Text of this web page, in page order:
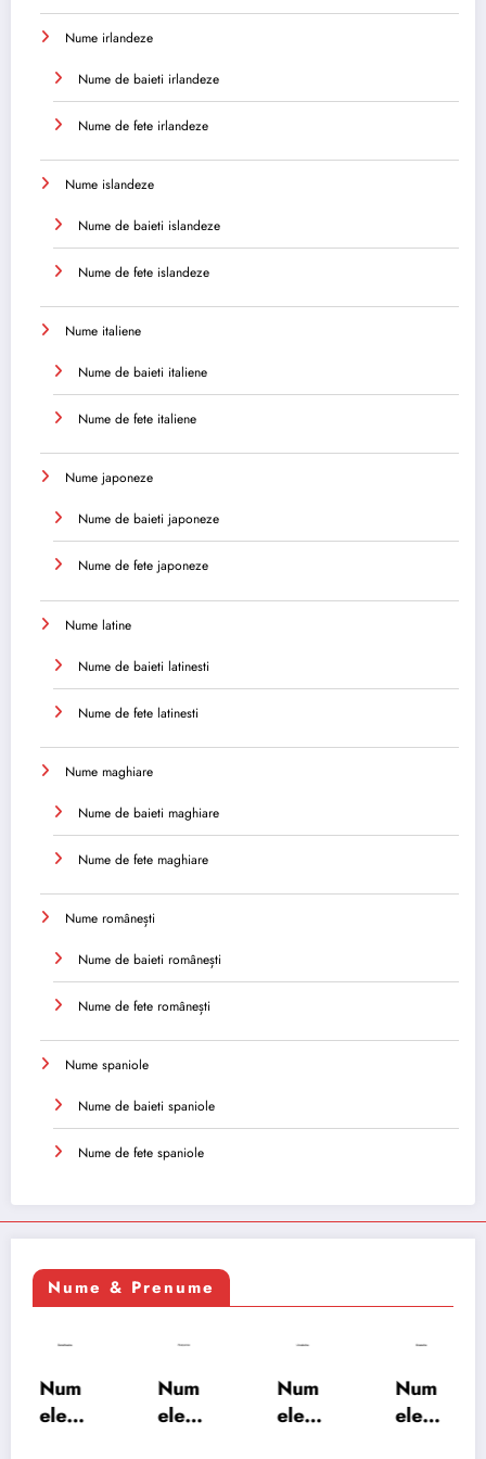
Nume irlandeze
Nume de baieti irlandeze
Nume de fete irlandeze
Nume islandeze
Nume de baieti islandeze
Nume de fete islandeze
Nume italiene
Nume de baieti italiene
Nume de fete italiene
Nume japoneze
Nume de baieti japoneze
Nume de fete japoneze
Nume latine
Nume de baieti latinesti
Nume de fete latinesti
Nume maghiare
Nume de baieti maghiare
Nume de fete maghiare
Nume românești
Nume de baieti românești
Nume de fete românești
Nume spaniole
Nume de baieti spaniole
Nume de fete spaniole
Nume & Prenume
Num
ele
Num
ele
Num
ele
Num
ele